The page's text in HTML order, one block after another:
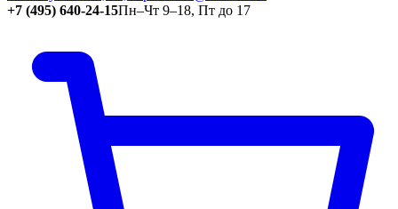
+7 (495) 640-24-15Пн–Чт 9–18, Пт до 17